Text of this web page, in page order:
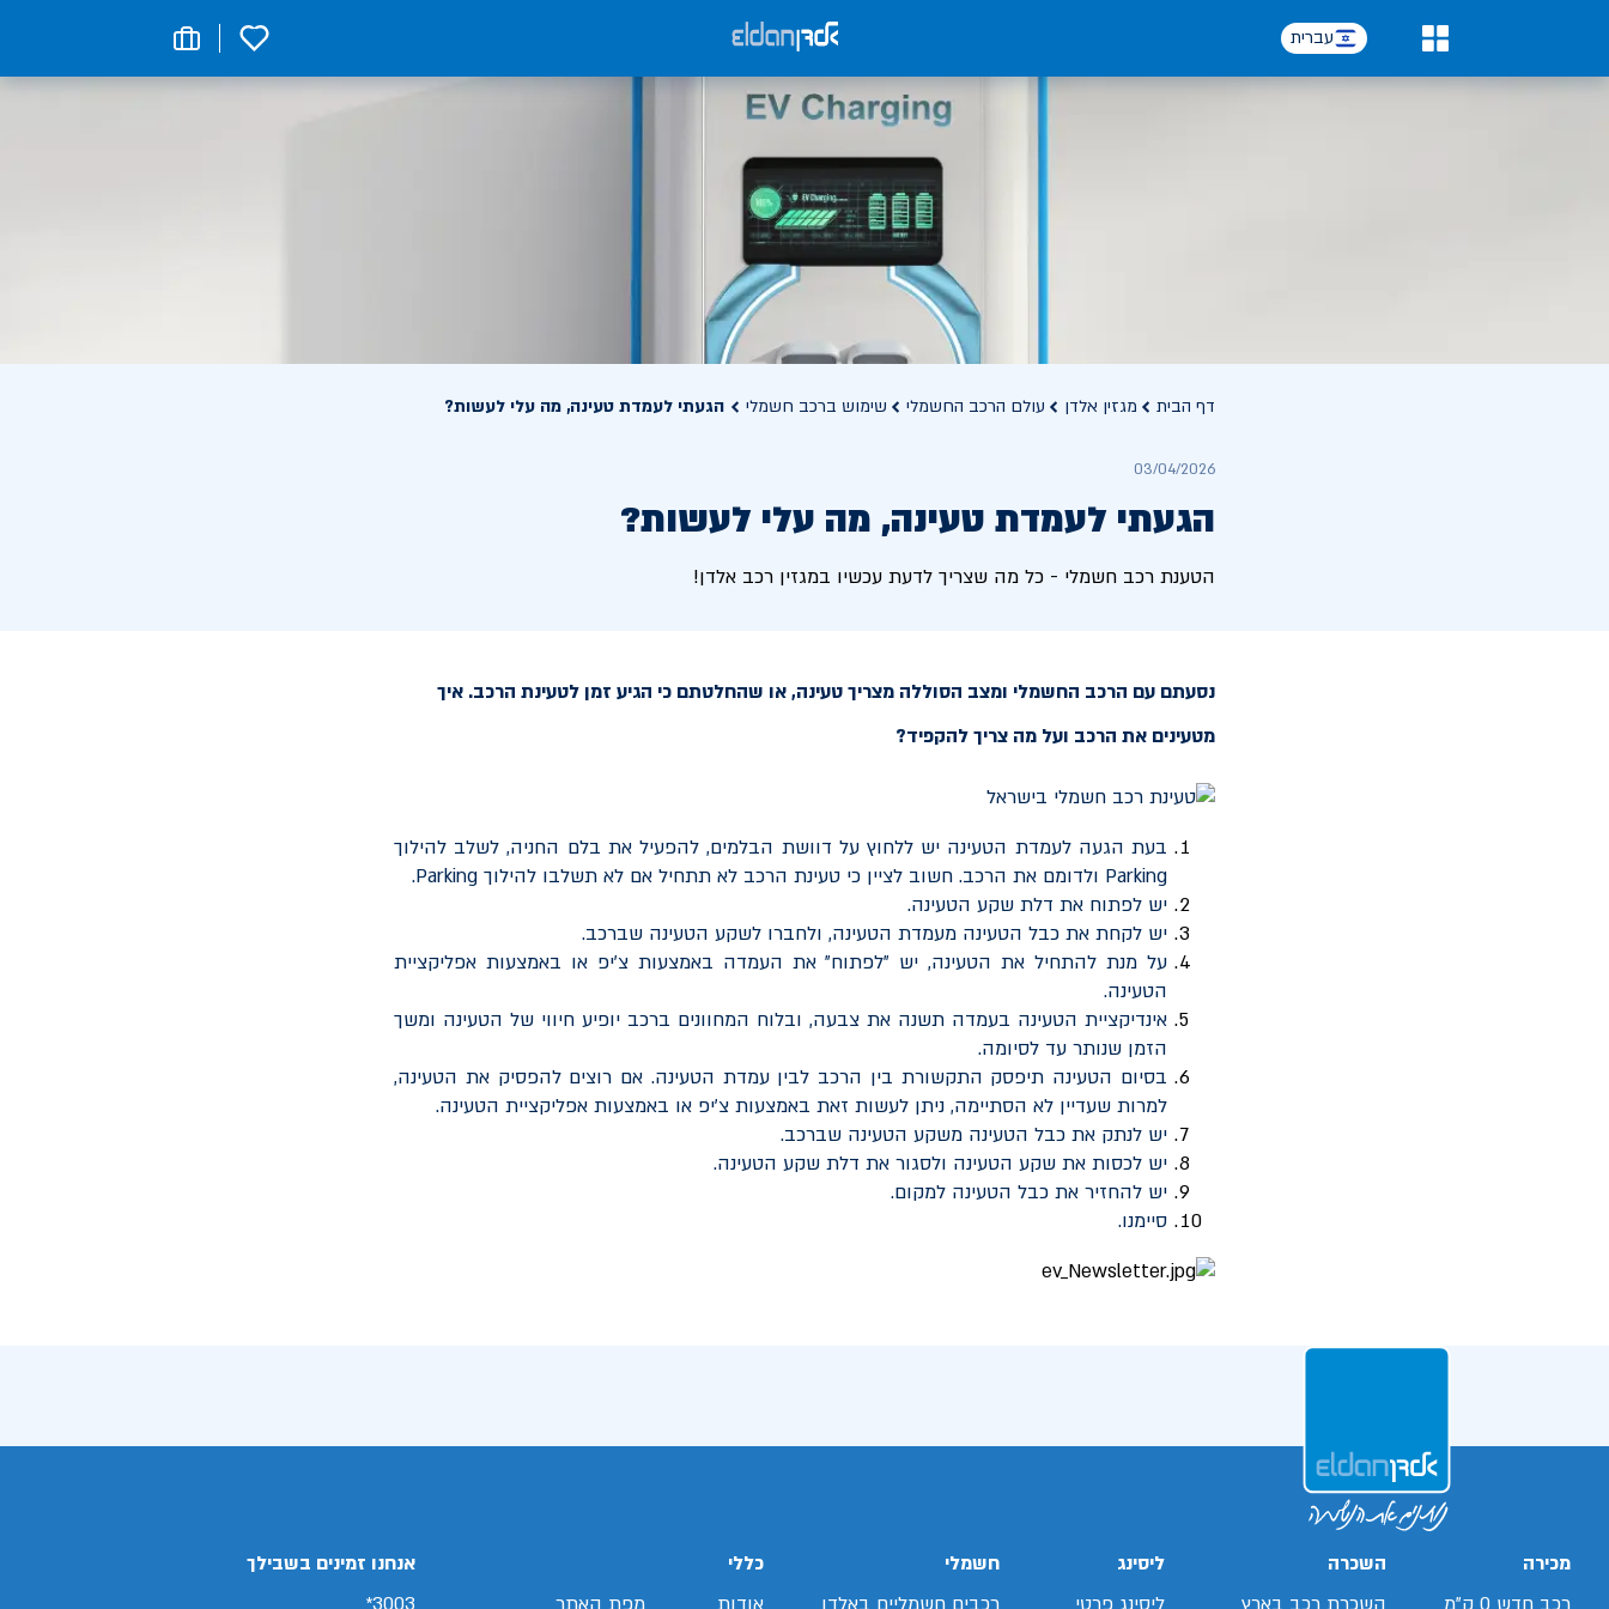
עברית 0
דף הבית מגזין אלדן עולם הרכב החשמלי שימוש ברכב חשמלי הגעתי לעמדת טעינה, מה עלי לעשות?
03/04/2026
הגעתי לעמדת טעינה, מה עלי לעשות?
הטענת רכב חשמלי - כל מה שצריך לדעת עכשיו במגזין רכב אלדן!
נסעתם עם הרכב החשמלי ומצב הסוללה מצריך טעינה, או שהחלטתם כי הגיע זמן לטעינת הרכב. איך
מטעינים את הרכב ועל מה צריך להקפיד?
בעת הגעה לעמדת הטעינה יש ללחוץ על דוושת הבלמים, להפעיל את בלם החניה, לשלב להילוך
Parking ולדומם את הרכב. חשוב לציין כי טעינת הרכב לא תתחיל אם לא תשלבו להילוך Parking
.
יש לפתוח את דלת שקע הטעינה.
יש לקחת את כבל הטעינה מעמדת הטעינה, ולחברו לשקע הטעינה שברכב.
על מנת להתחיל את הטעינה, יש "לפתוח" את העמדה באמצעות צ'יפ או באמצעות אפליקציית
הטעינה.
אינדיקציית הטעינה בעמדה תשנה את צבעה, ובלוח המחוונים ברכב יופיע חיווי של הטעינה ומשך
הזמן שנותר עד לסיומה.
בסיום הטעינה תיפסק התקשורת בין הרכב לבין עמדת הטעינה. אם רוצים להפסיק את הטעינה,
למרות שעדיין לא הסתיימה, ניתן לעשות זאת באמצעות צ'יפ או באמצעות אפליקציית הטעינה.
יש לנתק את כבל הטעינה משקע הטעינה שברכב.
יש לכסות את שקע הטעינה ולסגור את דלת שקע הטעינה.
יש להחזיר את כבל הטעינה למקום.
סיימנו.
מכירה
השכרה
ליסינג
חשמלי
כללי
אנחנו זמינים בשבילך